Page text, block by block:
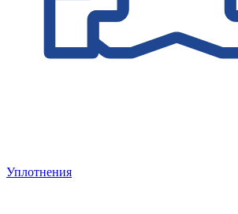
Уплотнения